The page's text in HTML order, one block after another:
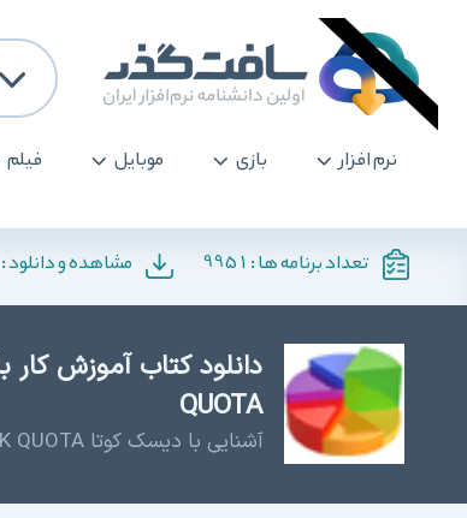
نرم افزار بازی موبایل فیلم
تعداد برنامه ها : 9951 مشاهده و دانلود :
QUOTA
آشنایی با دیسک کوتا DISK QUOTA